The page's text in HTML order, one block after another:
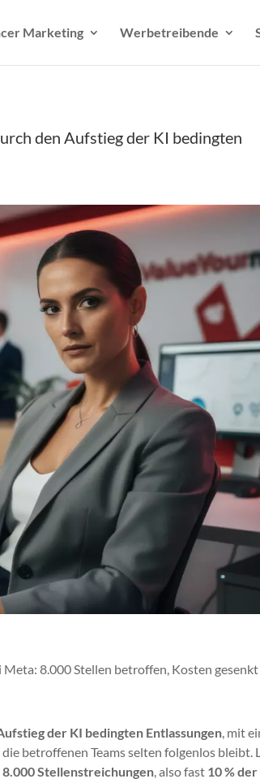
Marketing Werbetreibende
den Aufstieg der KI bedingten
8.000 Stellen betroffen, Kosten
der KI bedingten Entlassungen, mit
betroffenen Teams selten folgenlos bleibt.
8.000 Stellenstreichungen, also fast 10 % der